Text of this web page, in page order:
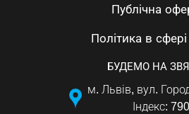
Публічна
Політика в сфері
БУДЕМО НА
м. Львів, вул.
Індекс: